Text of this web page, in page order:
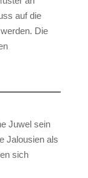
auf die
Die
Juwel sein
Jalousien als
sich